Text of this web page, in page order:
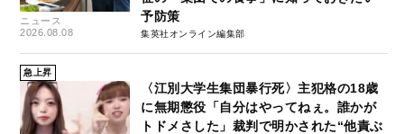
ニュース
2026.08.08
予防策
集英社オンライン編集部
急上昇
〈江別大学生集団暴行死〉主犯格の18歳
に無期懲役「自分はやってねぇ。誰かが
トドメさした」裁判で明かされた“他責ぶ